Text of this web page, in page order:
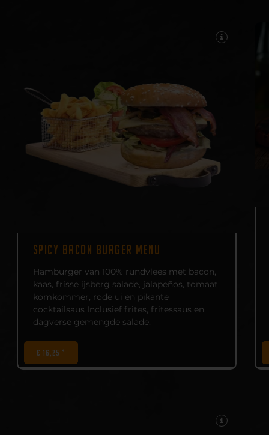
SPICY BACON BURGER MENU
Hamburger van 100% rundvlees met bacon,
kaas, frisse ijsberg salade, jalapeños, tomaat,
komkommer, rode ui en pikante
cocktailsaus Inclusief frites, fritessaus en
dagverse gemengde salade.
€ 16,25 *